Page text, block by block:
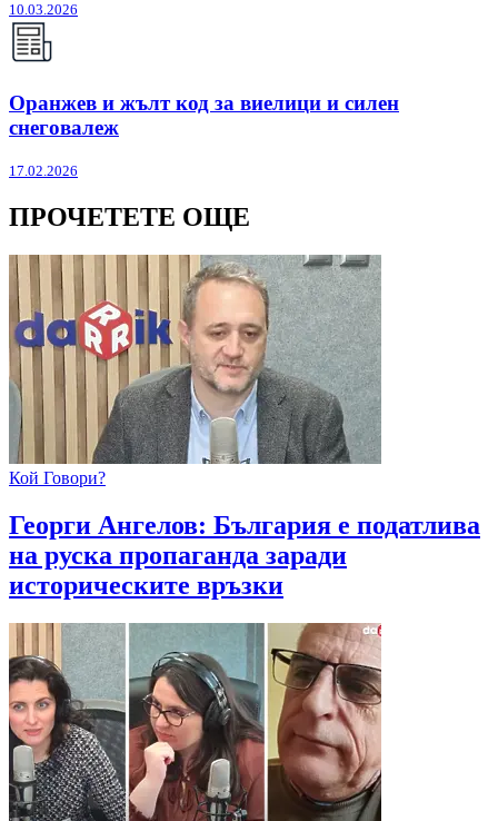
10.03.2026
Оранжев и жълт код за виелици и силен
снеговалеж
17.02.2026
ПРОЧЕТЕТЕ ОЩЕ
Кой Говори?
Георги Ангелов: България е податлива
на руска пропаганда заради
историческите връзки